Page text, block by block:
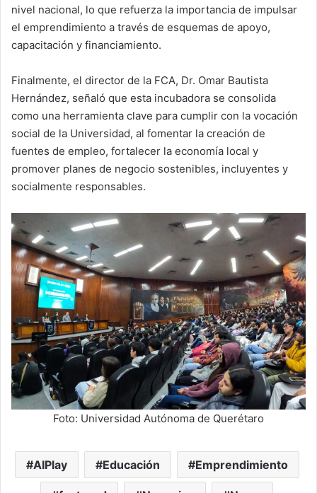
nivel nacional, lo que refuerza la importancia de impulsar
el emprendimiento a través de esquemas de apoyo,
capacitación y financiamiento.
Finalmente, el director de la FCA, Dr. Omar Bautista
Hernández, señaló que esta incubadora se consolida
como una herramienta clave para cumplir con la vocación
social de la Universidad, al fomentar la creación de
fuentes de empleo, fortalecer la economía local y
promover planes de negocio sostenibles, incluyentes y
socialmente responsables.
Foto: Universidad Autónoma de Querétaro
AIPlay Educación Emprendimiento